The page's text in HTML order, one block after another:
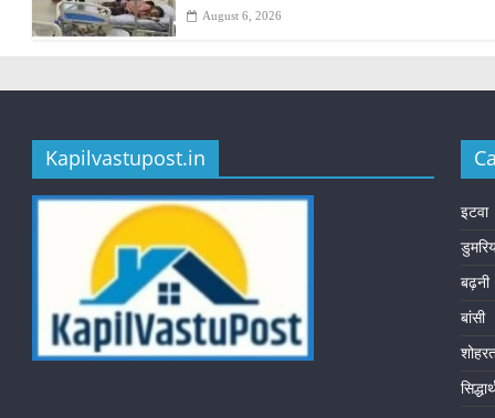
August 6, 2026
Kapilvastupost.in
इटवा
बढ़नी
बांसी